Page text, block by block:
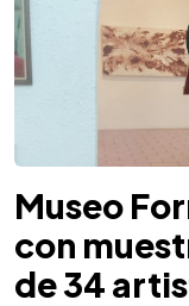
Museo
con
de 34